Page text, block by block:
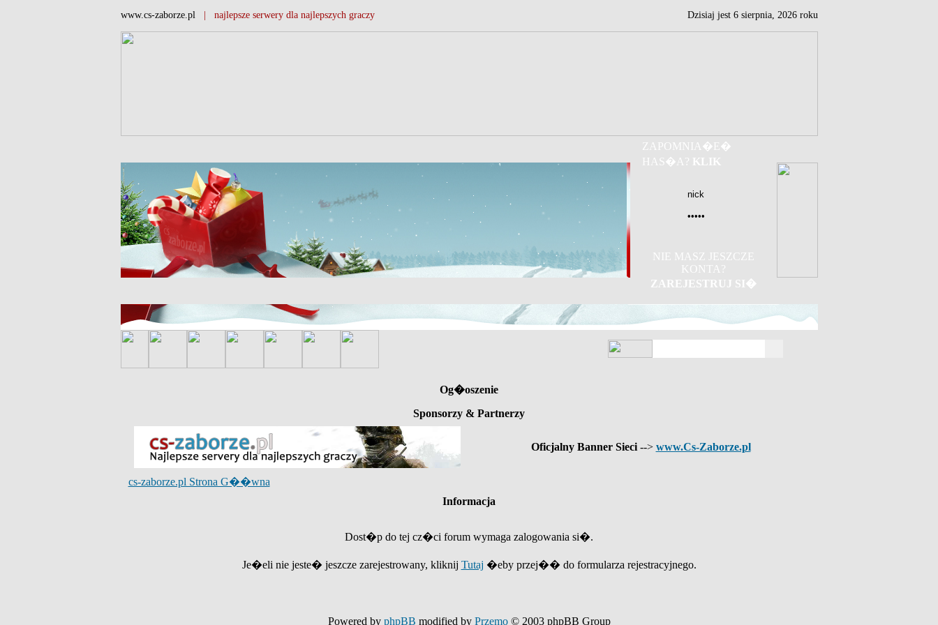
www.cs-zaborze.pl | najlepsze serwery dla najlepszych graczy Dzisiaj jest 6 sierpnia, 2026 roku
ZAPOMNIA�E�
HAS�A? KLIK
NIE MASZ JESZCZE
KONTA?
ZAREJESTRUJ SI�
Og�oszenie
Sponsorzy & Partnerzy
Oficjalny Banner Sieci --> www.Cs-Zaborze.pl
cs-zaborze.pl Strona G��wna
Informacja
Dost�p do tej cz�ci forum wymaga zalogowania si�.
Je�eli nie jeste� jeszcze zarejestrowany, kliknij Tutaj �eby przej�� do formularza rejestracyjnego.
Powered by phpBB modified by Przemo© 2003 phpBB Group